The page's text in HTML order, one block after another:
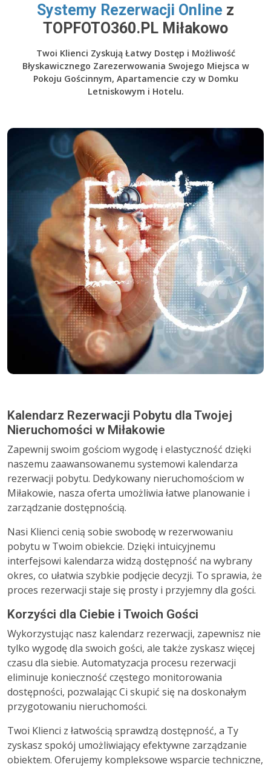
​Systemy Rezerwacji Online z
TOPFOTO360.PL Miłakowo
Twoi Klienci Zyskują Łatwy Dostęp i Możliwość
Błyskawicznego Zarezerwowania Swojego Miejsca w
Pokoju Gościnnym, Apartamencie czy w Domku
Letniskowym i Hotelu.
Kalendarz Rezerwacji Pobytu dla Twojej
Nieruchomości w Miłakowie
Zapewnij swoim gościom wygodę i elastyczność dzięki
naszemu zaawansowanemu systemowi kalendarza
rezerwacji pobytu. Dedykowany nieruchomościom w
Miłakowie, nasza oferta umożliwia łatwe planowanie i
zarządzanie dostępnością.
Nasi Klienci cenią sobie swobodę w rezerwowaniu
pobytu w Twoim obiekcie. Dzięki intuicyjnemu
interfejsowi kalendarza widzą dostępność na wybrany
okres, co ułatwia szybkie podjęcie decyzji. To sprawia, że
proces rezerwacji staje się prosty i przyjemny dla gości.
Korzyści dla Ciebie i Twoich Gości
Wykorzystując nasz kalendarz rezerwacji, zapewnisz nie
tylko wygodę dla swoich gości, ale także zyskasz więcej
czasu dla siebie. Automatyzacja procesu rezerwacji
eliminuje konieczność częstego monitorowania
dostępności, pozwalając Ci skupić się na doskonałym
przygotowaniu nieruchomości.
Twoi Klienci z łatwością sprawdzą dostępność, a Ty
zyskasz spokój umożliwiający efektywne zarządzanie
obiektem. Oferujemy kompleksowe wsparcie techniczne,